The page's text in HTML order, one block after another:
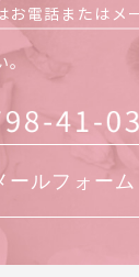
お電話またはメ
ールフォーム